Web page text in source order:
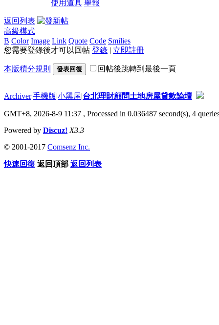
使用道具 舉報
返回列表
高級模式
B Color Image Link Quote Code Smilies
您需要登錄後才可以回帖 登錄 | 立即註冊
本版積分規則 發表回復 回帖後跳轉到最後一頁
Archiver|手機版|小黑屋|台北理財顧問土地房屋貸款論壇
GMT+8, 2026-8-9 11:37 , Processed in 0.036487 second(s), 4
Powered by Discuz! X3.3
© 2001-2017 Comsenz Inc.
快速回復 返回頂部 返回列表